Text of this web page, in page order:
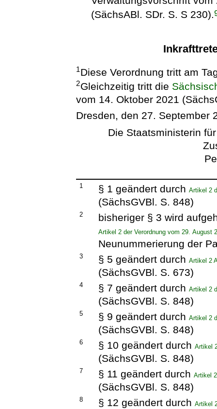
(SächsABl. SDr. S. S 230).
1Diese Verordnung tritt am
2Gleichzeitig tritt die
vom 14. Oktober 2021
Dresden, den 27. September
Die Staatsministerin
1 § 1 geändert durchArtikel 2
(SächsGVBl. S. 848)
2 bisheriger § 3 wird
Artikel 2 der Verordnung vom 29. August
Neunummerierung der
3 § 5 geändert durchArtikel 2
(SächsGVBl. S. 673)
4 § 7 geändert durchArtikel 2
(SächsGVBl. S. 848)
5 § 9 geändert durchArtikel 2
(SächsGVBl. S. 848)
6 § 10 geändert durchArtikel
(SächsGVBl. S. 848)
7 § 11 geändert durchArtikel
(SächsGVBl. S. 848)
8 § 12 geändert durchArtikel